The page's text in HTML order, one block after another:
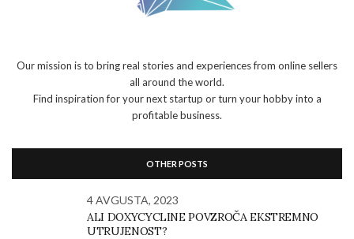
Our mission is to bring real stories and experiences from online sellers
all around the world.
Find inspiration for your next startup or turn your hobby into a
profitable business.
OTHER POSTS
4 AVGUSTA, 2023
ALI DOXYCYCLINE POVZROČA EKSTREMNO
UTRUJENOST?